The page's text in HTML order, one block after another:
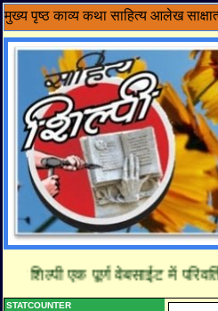
मुख्य पृष्ठ काव्य कथा साहित्य आलेख
एक पूर्ण वेबसाईट में
STATCOUNTER